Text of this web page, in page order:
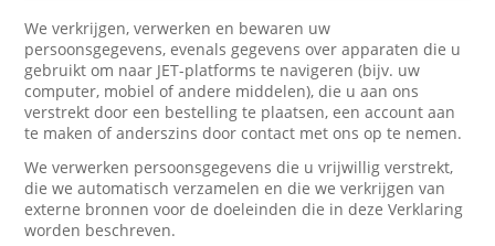
We verkrijgen, verwerken en bewaren uw
persoonsgegevens, evenals gegevens over apparaten die u
gebruikt om naar JET-platforms te navigeren (bijv. uw
computer, mobiel of andere middelen), die u aan ons
verstrekt door een bestelling te plaatsen, een account aan
te maken of anderszins door contact met ons op te nemen.
We verwerken persoonsgegevens die u vrijwillig verstrekt,
die we automatisch verzamelen en die we verkrijgen van
externe bronnen voor de doeleinden die in deze Verklaring
worden beschreven.